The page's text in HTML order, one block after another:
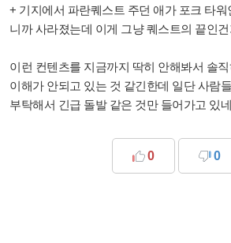
+ 기지에서 파란퀘스트 주던 애가 포크 타
니까 사라졌는데 이게 그냥 퀘스트의 끝인
이런 컨텐츠를 지금까지 딱히 안해봐서 솔
이해가 안되고 있는 것 같긴한데 일단 사람
부탁해서 긴급 돌발 같은 것만 들어가고 있
0 0